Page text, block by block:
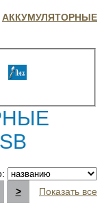
АККУМУЛЯТОРНЫЕ
> Показать все